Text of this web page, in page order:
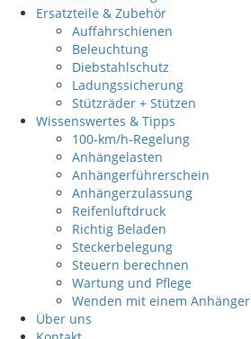
Ersatzteile & Zubehör
Auffahrschienen
Beleuchtung
Diebstahlschutz
Ladungssicherung
Stützräder + Stützen
Wissenswertes & Tipps
100-km/h-Regelung
Anhängelasten
Anhängerführerschein
Anhängerzulassung
Reifenluftdruck
Richtig Beladen
Steckerbelegung
Steuern berechnen
Wartung und Pflege
Wenden mit einem Anhänger
Über uns